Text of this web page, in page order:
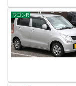
ワゴンR